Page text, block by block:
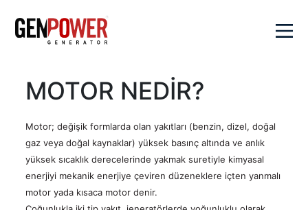
Kurumsal
Değerlerimiz
Genpower
Hakkında
Sayılarla
Genpower
Ürünler
Dizel
Jeneratörler
Çözümlerimiz
MOTOR NEDİR?
Motor; değişik formlarda olan yakıtları (benzin, dizel, doğal
gaz veya doğal kaynaklar) yüksek basınç altında ve anlık
yüksek sıcaklık derecelerinde yakmak suretiyle kimyasal
enerjiyi mekanik enerjiye çeviren düzeneklere içten yanmalı
motor yada kısaca motor denir.